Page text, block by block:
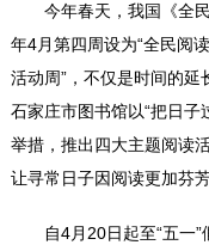
今年春天，我国《全
年4月第四周设为“全民阅
活动周”，不仅是时间的延
石家庄市图书馆以“把日子
举措，推出四大主题阅读
让寻常日子因阅读更加芬
自4月20日起至“五一